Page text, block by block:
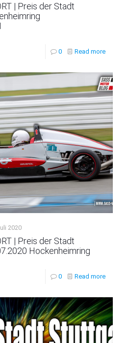
| Preis der Stadt
0 Read more
2020
| Preis der Stadt
Hockenheimring
0 Read more